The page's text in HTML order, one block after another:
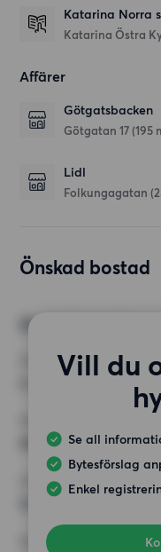
Katarina Norra
Katarina Östra
Affärer
Götgatsbacken
Götgatan 17 (195
Lidl
Folkungagatan
Önskad bostad
Vill du
Se all
Bytesförslag
Enkel
Önskad bostad 1
50 kvm
HÖGSTA HYRA
KRAV